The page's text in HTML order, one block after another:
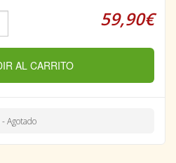
59,90€
AL CARRITO
- Agotado